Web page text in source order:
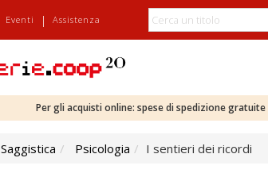
Eventi | Assistenza
Per gli acquisti online: spese di spedizione
Saggistica Psicologia I sentieri dei ricordi